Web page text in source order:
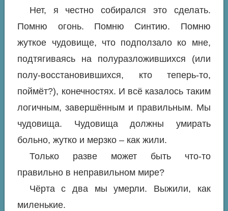
Нет, я честно собирался это сделать.
Помню огонь. Помню Синтию. Помню
жуткое чудовище, что подползало ко мне,
подтягиваясь на полуразложившихся (или
полу-восстановившихся, кто теперь-то,
поймёт?), конечностях. И всё казалось таким
логичным, завершённым и правильным. Мы
чудовища. Чудовища должны умирать
больно, жутко и мерзко – как жили.
Только разве может быть что-то
правильно в неправильном мире?
Чёрта с два мы умерли. Выжили, как
миленькие.